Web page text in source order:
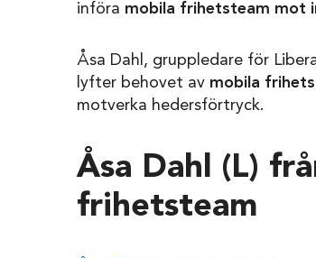
införa mobila frihetsteam mot
Åsa Dahl, gruppledare för
lyfter behovet av mobila
motverka hedersförtryck.
Åsa Dahl (L)
frihetsteam